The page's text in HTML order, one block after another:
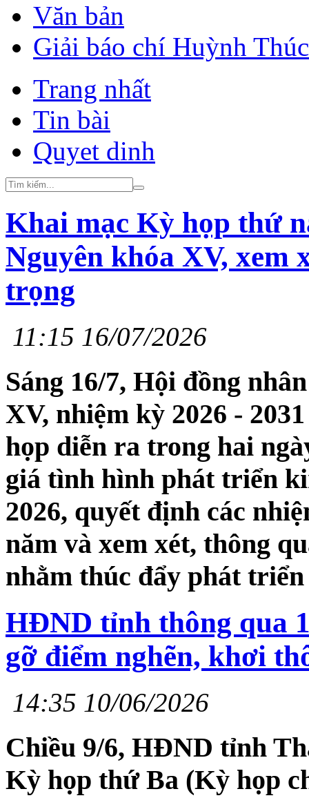
Văn bản
Giải báo chí Huỳnh
Trang nhất
Tin bài
Quyet dinh
Khai mạc Kỳ họp thứ
Nguyên khóa XV, xem
trọng
11:15 16/07/2026
Sáng 16/7, Hội đồng
XV, nhiệm kỳ 2026 -
họp diễn ra trong hai
giá tình hình phát triển
2026, quyết định các
năm và xem xét, thông
nhằm thúc đẩy phát
HĐND tỉnh thông qua
gỡ điểm nghẽn, khơi
14:35 10/06/2026
Chiều 9/6, HĐND tỉnh
Kỳ họp thứ Ba (Kỳ họp